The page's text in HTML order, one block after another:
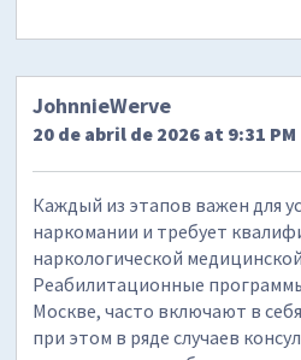
JohnnieWerve
20 de abril de 2026 at 9:31 PM
Каждый из этапов важен для
наркомании и требует
наркологической
Реабилитационные
Москве, часто включают в
при этом в ряде случаев